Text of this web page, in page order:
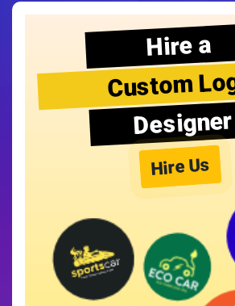
Hire a
Custom
Designer
Hire Us